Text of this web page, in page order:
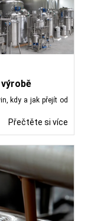
kdy a jak přejít od
Přečtěte si více